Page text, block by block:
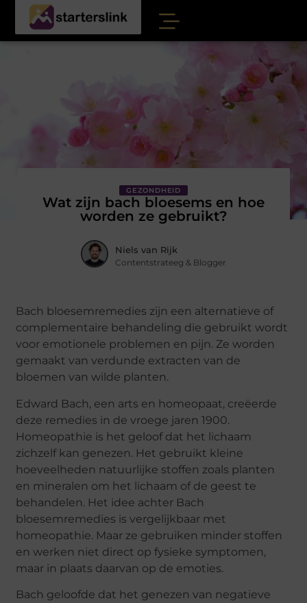
GEZONDHEID
Wat zijn bach bloesems en hoe
worden ze gebruikt?
Niels van Rijk
Contentstrateeg & Blogger
Bach bloesemremedies zijn een alternatieve of
complementaire behandeling die gebruikt wordt
voor emotionele problemen en pijn. Ze worden
gemaakt van verdunde extracten van de
bloemen van wilde planten.
Edward Bach, een arts en homeopaat, creëerde
deze remedies in de vroege jaren 1900.
Homeopathie is het geloof dat het lichaam
zichzelf kan genezen. Het gebruikt kleine
hoeveelheden natuurlijke stoffen zoals planten
en mineralen om het lichaam of de geest te
behandelen. Het idee achter Bach
bloesemremedies is vergelijkbaar met
homeopathie. Maar ze gebruiken minder stoffen
en werken niet direct op fysieke symptomen,
maar in plaats daarvan op de emoties.
Bach geloofde dat het genezen van negatieve